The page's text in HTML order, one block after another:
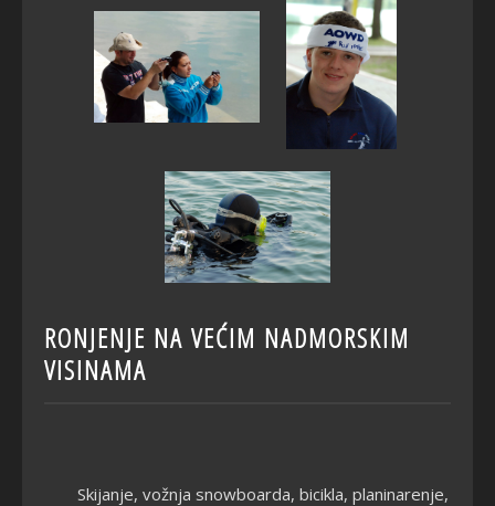
RONJENJE NA VEĆIM NADMORSKIM
VISINAMA
Skijanje, vožnja snowboarda, bicikla, planinarenje,